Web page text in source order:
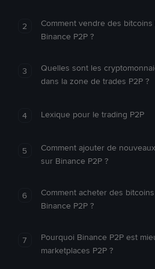
2
Comment vendre des
Binance P2P ?
3
Quelles sont les
dans la zone de trades P2P ?
4 Lexique pour le trading P2P
5
Comment ajouter de
sur Binance P2P ?
6
Comment acheter des
Binance P2P ?
7
Pourquoi Binance P2P est
marketplaces P2P ?